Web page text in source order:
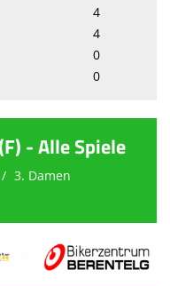
4
4
0
0
- Alle Spiele
3. Damen